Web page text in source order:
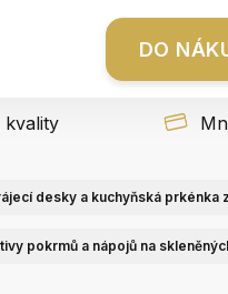
DO
kvality
desky a kuchyňská prkénka
pokrmů a nápojů na